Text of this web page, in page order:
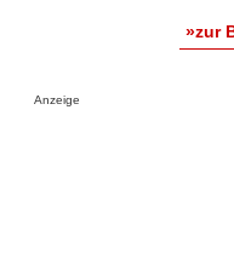
»zur
Anzeige